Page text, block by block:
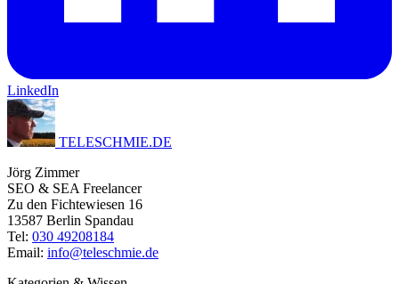
LinkedIn
TELESCHMIE.DE
Jörg Zimmer
SEO & SEA Freelancer
Zu den Fichtewiesen 16
13587 Berlin Spandau
Tel: 030 49208184
Email: info@teleschmie.de